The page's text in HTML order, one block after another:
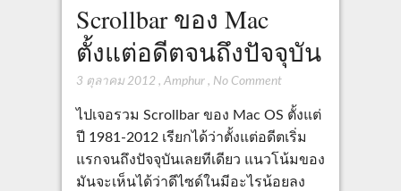
Scrollbar ของ Mac
ตั้งแต่อดีตจนถึงปัจจุบัน
3 ตุลาคม 2012 , Amphur, No Comment
ไปเจอรวม Scrollbar ของ Mac OS ตั้งแต่
ปี 1981-2012 เรียกได้ว่าตั้งแต่อดีตเริ่ม
แรกจนถึงปัจจุบันเลยทีเดียว แนวโน้มของ
มันจะเห็นได้ว่าดีไซด์ในมีอะไรน้อยลง